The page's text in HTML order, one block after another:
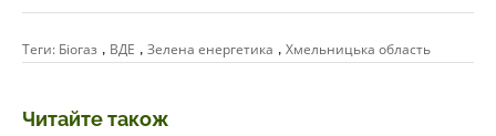
Теги: Біогаз , ВДЕ , Зелена енергетика , Хмельницька область
Читайте також